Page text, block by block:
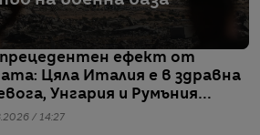
ефект от
Цяла Италия е в здравна
Унгария и Румъния
електричество
/ 14:27